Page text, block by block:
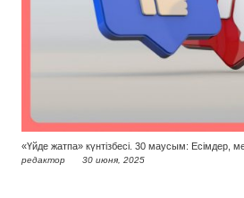
«Үйде жатпа» күнтізбесі. 30 маусым: Есімдер,
редактор 30 июня, 2025